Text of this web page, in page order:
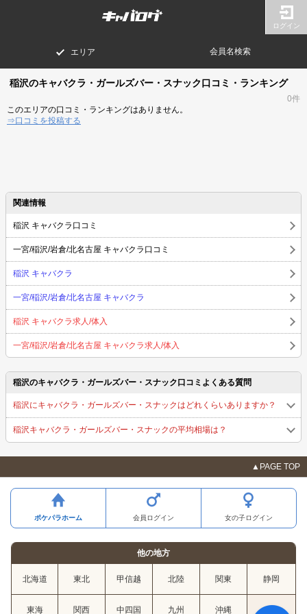
ログイン
エリア 会員名検索
稲沢のキャバクラ・ガールズバー・スナック口コミ・ランキング
0件
このエリアの口コミ・ランキングはありません。
⇒口コミを投稿する
関連情報
稲沢 キャバクラ口コミ
一宮/稲沢/岩倉/北名古屋 キャバクラ口コミ
稲沢 キャバクラ
一宮/稲沢/岩倉/北名古屋 キャバクラ
稲沢 キャバクラ求人/体入
一宮/稲沢/岩倉/北名古屋 キャバクラ求人/体入
稲沢のキャバクラ・ガールズバー・スナック口コミよくある質問
稲沢にキャバクラ・ガールズバー・スナックはどれくらいありますか？
稲沢キャバクラ・ガールズバー・スナックの平均相場は？
▲PAGE TOP
ポケパラホーム 会員ログイン 女の子ログイン
他の地方
北海道 東北 甲信越 北陸 関東 静岡
東海 関西 中四国 九州 沖縄